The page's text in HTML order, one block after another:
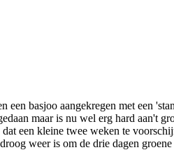
een basjoo aangekregen met een
maar is nu wel erg hard aan't
een kleine twee weken te
weer is om de drie dagen